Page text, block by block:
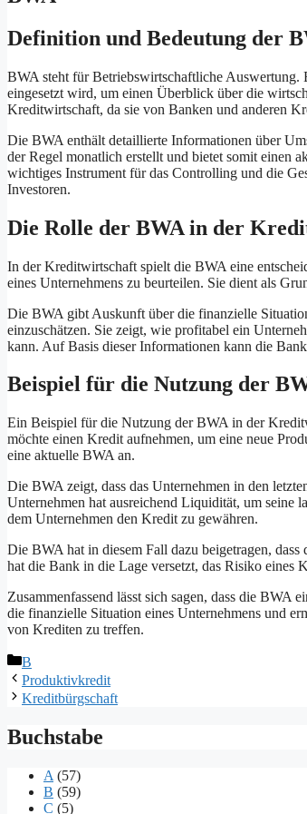
Definition und Bedeutung der
BWA steht für Betriebswirtschaftliche Auswertung.
eingesetzt wird, um einen Überblick über die
Kreditwirtschaft, da sie von Banken und anderen
Die BWA enthält detaillierte Informationen über
der Regel monatlich erstellt und bietet somit einen
wichtiges Instrument für das Controlling und die
Investoren.
Die Rolle der BWA in der
In der Kreditwirtschaft spielt die BWA eine
eines Unternehmens zu beurteilen. Sie dient als
Die BWA gibt Auskunft über die finanzielle
einzuschätzen. Sie zeigt, wie profitabel ein
kann. Auf Basis dieser Informationen kann die
Beispiel für die Nutzung der
Ein Beispiel für die Nutzung der BWA in der
möchte einen Kredit aufnehmen, um eine neue
eine aktuelle BWA an.
Die BWA zeigt, dass das Unternehmen in den
Unternehmen hat ausreichend Liquidität, um seine
dem Unternehmen den Kredit zu gewähren.
Die BWA hat in diesem Fall dazu beigetragen,
hat die Bank in die Lage versetzt, das Risiko eines
Zusammenfassend lässt sich sagen, dass die
die finanzielle Situation eines Unternehmens und
von Krediten zu treffen.
Kategorien
B
Produktivkredit
Kreditbürgschaft
Buchstabe
A (57)
B (59)
C (5)